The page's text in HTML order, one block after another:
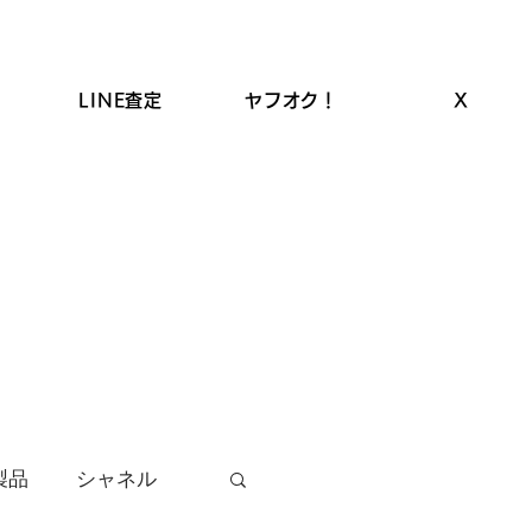
LINE査定 ヤフオク！ X
品 シャネル